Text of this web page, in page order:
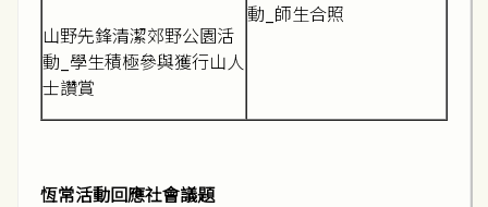
山野先鋒清潔郊野公園活
動_學生積極參與獲行山人
士讚賞
動_師生合照
恆常活動回應社會議題